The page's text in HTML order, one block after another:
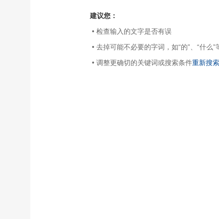
建议您：
• 检查输入的文字是否有误
• 去掉可能不必要的字词，如“的”、“什么”
• 调整更确切的关键词或搜索条件重新搜索